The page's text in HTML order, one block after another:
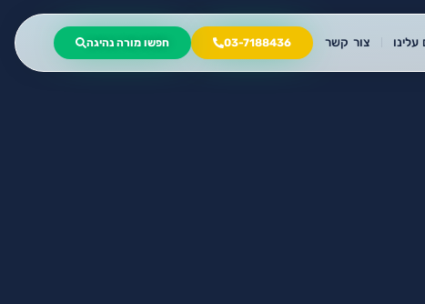
עלינו צור קשר 03-7188436 חפשו מורה נהיגה